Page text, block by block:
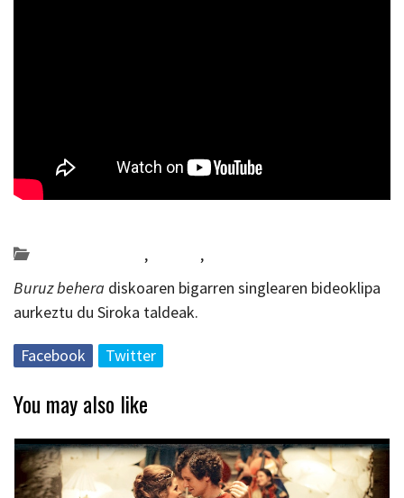
, ,
Buruz behera diskoaren bigarren singlearen bideoklipa
aurkeztu du Siroka taldeak.
Facebook Twitter
You may also like